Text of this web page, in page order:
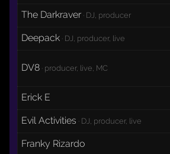
The Darkraver · DJ, producer
Deepack · DJ, producer, live
DV8 · producer, live, MC
Erick E
Evil Activities · DJ, producer, live
Franky Rizardo